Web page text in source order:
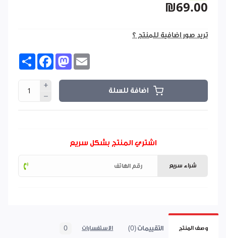
₪69.00
تريد صور اضافية للمنتج ؟
Share FacebookMastodon
اضافة للسلة
اشتري المنتج بشكل سريع
شراء سريع
وصف المنتج التقييمات (0) الاستفسارات 0